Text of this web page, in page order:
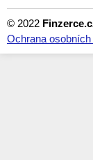
© 2022
Ochrana osobních